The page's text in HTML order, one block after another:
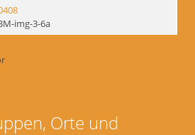
img-3-6a
Orte und